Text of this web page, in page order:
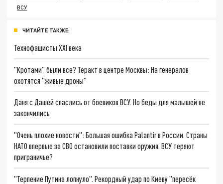
ВСУ
ЧИТАЙТЕ ТАКЖЕ:
Технофашисты XXI века
"Кротами" были все? Теракт в центре Москвы: На генералов
охотятся "живые дроны"
Даня с Дашей спаслись от боевиков ВСУ. Но беды для малышей не
закончились
"Очень плохие новости": Большая ошибка Palantir в России. Страны
НАТО впервые за СВО остановили поставки оружия. ВСУ теряют
приграничье?
"Терпение Путина лопнуло". Рекордный удар по Киеву "пересёк